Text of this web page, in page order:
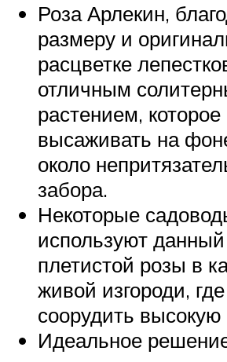
Роза Арлекин,
размеру и
расцветке
отличным
растением,
высаживать на
около
забора.
Некоторые
используют данный
плетистой розы в
живой изгороди,
соорудить высокую
Идеальное